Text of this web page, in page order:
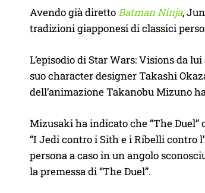
Avendo già direttoBatman Ninja,
tradizioni giapponesi di classici
L’episodio di Star Wars: Visions da
suo character designer Takashi
dell’animazione Takanobu Mizuno
Mizusaki ha indicato che “The
“I Jedi contro i Sith e i Ribelli contro
persona a caso in un angolo
la premessa di “The Duel”.